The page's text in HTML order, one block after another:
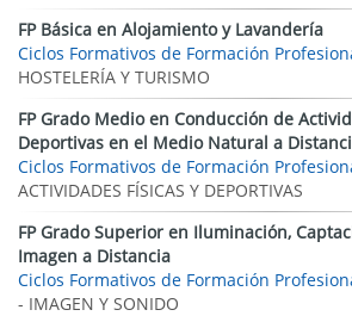
FP Básica en Alojamiento y Lavandería
Ciclos Formativos de Formación
HOSTELERÍA Y TURISMO
FP Grado Medio en Conducción de
Deportivas en el Medio Natural a
Ciclos Formativos de Formación
ACTIVIDADES FÍSICAS Y DEPORTIVAS
FP Grado Superior en Iluminación,
Imagen a Distancia
Ciclos Formativos de Formación
- IMAGEN Y SONIDO